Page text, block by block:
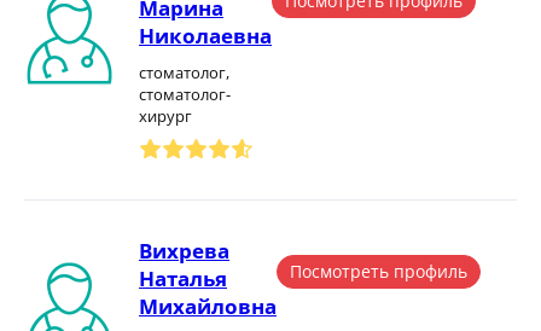
Марина
Николаевна
стоматолог,
стоматолог-
хирург
Вихрева
Наталья
Михайловна
Посмотреть профиль